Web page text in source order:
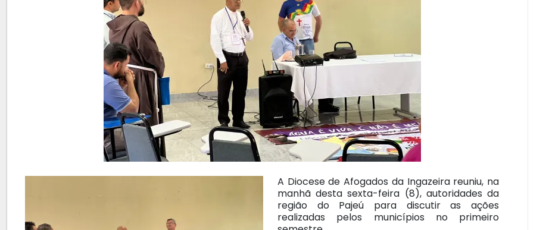
A Diocese de Afogados da Ingazeira reuniu, na
manhã desta sexta-feira (8), autoridades da
região do Pajeú para discutir as ações
realizadas pelos municípios no primeiro